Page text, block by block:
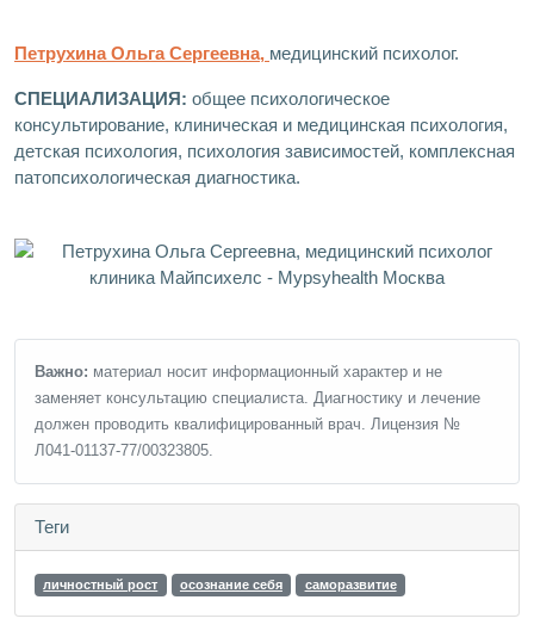
Петрухина Ольга Сергеевна, медицинский психолог.
СПЕЦИАЛИЗАЦИЯ: общее психологическое
консультирование, клиническая и медицинская психология,
детская психология, психология зависимостей, комплексная
патопсихологическая диагностика.
Важно: материал носит информационный характер и не
заменяет консультацию специалиста. Диагностику и лечение
должен проводить квалифицированный врач. Лицензия №
Л041-01137-77/00323805.
Теги
личностный рост осознание себя саморазвитие